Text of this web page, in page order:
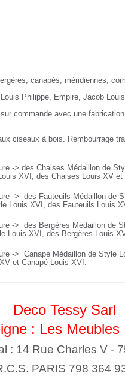
canapés, méridiennes,
Philippe, Empire, Jacob
commande avec une
ciseaux à bois. Rembourrage
-> des Chaises Médaillon de
XVI, des Chaises Louis XV et
-> des Fauteuils Médaillon de
Louis XVI, des Fauteuils Louis
-> des Bergères Médaillon de
Louis XVI, des Bergères Louis
-> Canapé Médaillon de Style
et Canapé Louis XVI.
Deco Tessy Sarl
: Les Meubles
: 14 Rue Charles V -
PARIS 798 364